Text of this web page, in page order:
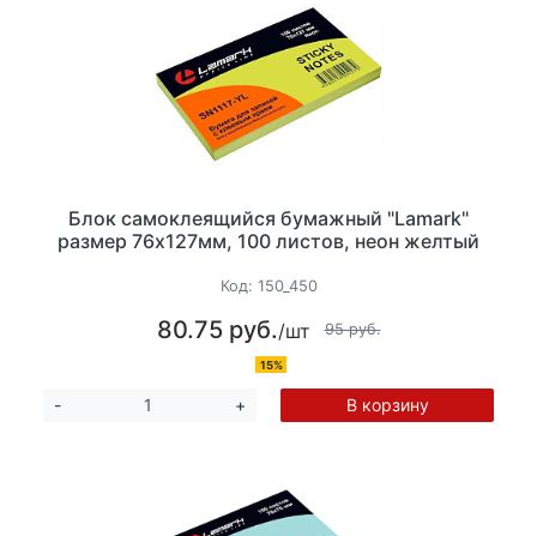
Блок самоклеящийся бумажный "Lamark"
размер 76х127мм, 100 листов, неон желтый
Код: 150_450
80.75 руб./шт 95 руб.
15%
- + В корзину